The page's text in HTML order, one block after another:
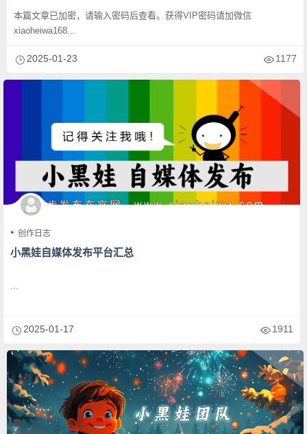
本篇文章已加密，请输入密码后查看。获得VIP密码请加微信
xiaoheiwa168...
2025-01-23 1177
创作日志
小黑娃自媒体发布平台汇总
...
2025-01-17 1911